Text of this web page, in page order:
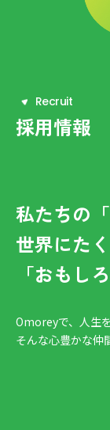
Recruit
採用情報
私たちの
世界にた
「おもし
Omoreyで、人生
そんな心豊かな仲